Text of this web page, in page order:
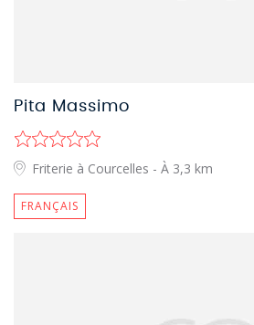
Pita Massimo
Friterie à Courcelles - À 3,3 km
FRANÇAIS